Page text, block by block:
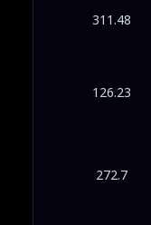
311.48
126.23
272.7